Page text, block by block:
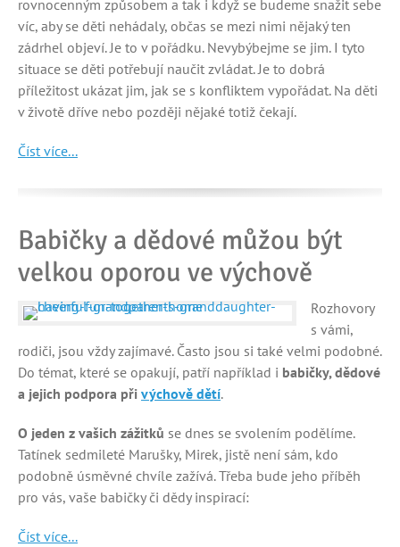
rovnocenným způsobem a tak i když se budeme snažit sebe
víc, aby se děti nehádaly, občas se mezi nimi nějaký ten
zádrhel objeví. Je to v pořádku. Nevybýbejme se jim. I tyto
situace se děti potřebují naučit zvládat. Je to dobrá
příležitost ukázat jim, jak se s konfliktem vypořádat. Na děti
v životě dříve nebo později nějaké totiž čekají.
Číst více...
Babičky a dědové můžou být
velkou oporou ve výchově
Rozhovory
s vámi,
rodiči, jsou vždy zajímavé. Často jsou si také velmi podobné.
Do témat, které se opakují, patří například i babičky, dědové
a jejich podpora při výchově dětí.
O jeden z vašich zážitků se dnes se svolením podělíme.
Tatínek sedmileté Marušky, Mirek, jistě není sám, kdo
podobně úsměvné chvíle zažívá. Třeba bude jeho příběh
pro vás, vaše babičky či dědy inspirací:
Číst více...